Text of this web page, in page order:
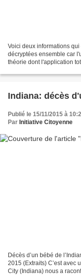
Voici deux informations
décryptées ensemble car
théorie dont l'application
Indiana: décès
Publié le 15/11/2015 à
Par Initiative Citoyenne
Décès d’un bébé de
2015 (Extraits) C’est avec
City (Indiana) nous a